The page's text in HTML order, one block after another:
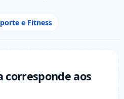
e Fitness
corresponde aos